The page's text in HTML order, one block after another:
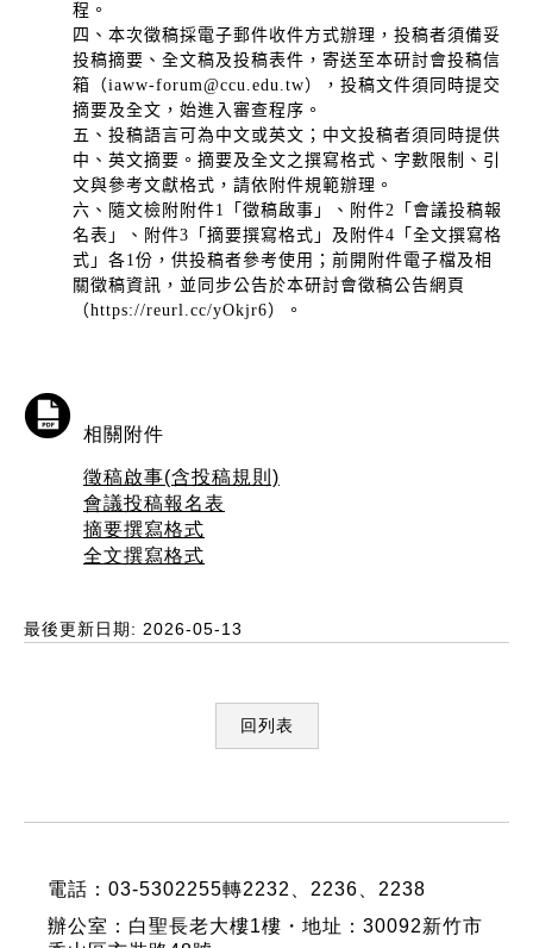
程。
四、本次徵稿採電子郵件收件方式辦理，投稿者須備妥
投稿摘要、全文稿及投稿表件，寄送至本研討會投稿信
箱（iaww-forum@ccu.edu.tw），投稿文件須同時提交
摘要及全文，始進入審查程序。
五、投稿語言可為中文或英文；中文投稿者須同時提供
中、英文摘要。摘要及全文之撰寫格式、字數限制、引
文與參考文獻格式，請依附件規範辦理。
六、隨文檢附附件1「徵稿啟事」、附件2「會議投稿報
名表」、附件3「摘要撰寫格式」及附件4「全文撰寫格
式」各1份，供投稿者參考使用；前開附件電子檔及相
關徵稿資訊，並同步公告於本研討會徵稿公告網頁
（https://reurl.cc/yOkjr6）。
相關附件
徵稿啟事(含投稿規則)
會議投稿報名表
摘要撰寫格式
全文撰寫格式
最後更新日期: 2026-05-13
回列表
電話：03-5302255轉2232、2236、2238
辦公室：白聖長老大樓1樓・地址：30092新竹市